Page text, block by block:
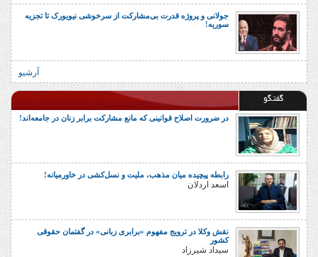
جولانی و پروژه قدرت بی‌مشارکت از سرخوشی نیویورک تا تجزیه
سوریه!
آرشیو
گفتگو
در ضرورت اصلاح قوانینی که مانع مشارکت برابر زنان در جامعه‌اند!
رابطه پیچیده میان مذهب، ملیت و نسل‌کشی در خاورمیانه!
اسعد اردلان
نقش وکلا در ترویج مفهوم «برابری زبانی» در گفتمان حقوقی
کشور
سیداد شیرزاد